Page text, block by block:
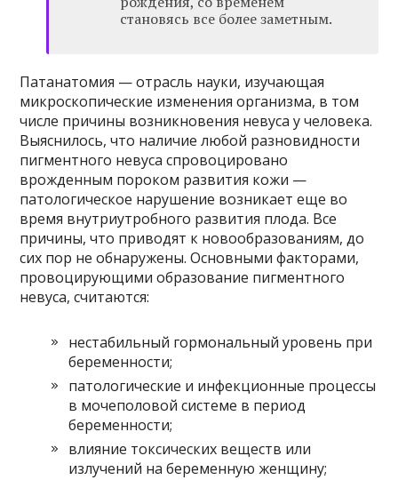
становясь все более заметным.
Патанатомия — отрасль науки, изучающая
микроскопические изменения организма, в том
числе причины возникновения невуса у человека.
Выяснилось, что наличие любой разновидности
пигментного невуса спровоцировано
врожденным пороком развития кожи —
патологическое нарушение возникает еще во
время внутриутробного развития плода. Все
причины, что приводят к новообразованиям, до
сих пор не обнаружены. Основными факторами,
провоцирующими образование пигментного
невуса, считаются:
нестабильный гормональный уровень при
беременности;
патологические и инфекционные процессы
в мочеполовой системе в период
беременности;
влияние токсических веществ или
излучений на беременную женщину;